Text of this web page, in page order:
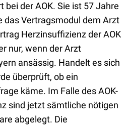
bei der AOK. Sie ist 57 Jahre
das Vertragsmodul dem Arzt
Herzinsuffizienz der AOK
nur, wenn der Arzt
ansässig. Handelt es sich
überprüft, ob ein
käme. Im Falle des AOK-
sind jetzt sämtliche nötigen
abgelegt. Die